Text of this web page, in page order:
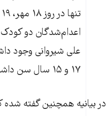
اعدام‌شدگان دو
علی شیروانی وجود
۱۷ و ۱۵ سال سن داشتند.
در بیانیه همچنین گفته